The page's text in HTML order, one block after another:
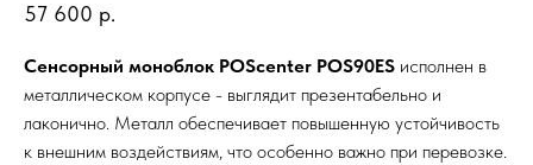
57 600 р.
Сенсорный моноблок POScenter POS90ES исполнен в
металлическом корпусе - выглядит презентабельно и
лаконично. Металл обеспечивает повышенную устойчивость
к внешним воздействиям, что особенно важно при перевозке.